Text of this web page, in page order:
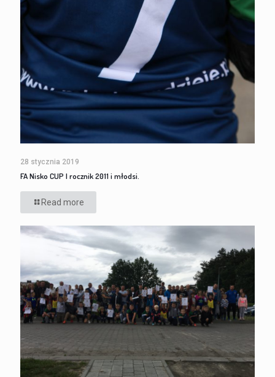
28 stycznia 2019
FA Nisko CUP I rocznik 2011 i młodsi.
Read more